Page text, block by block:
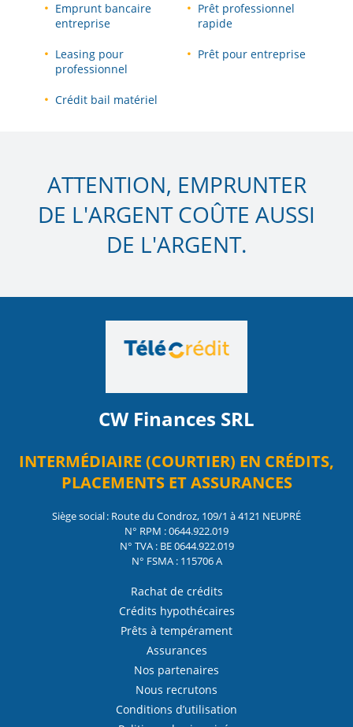
Emprunt bancaire
entreprise
Leasing pour
professionnel
Crédit bail matériel
Prêt professionnel
rapide
Prêt pour entreprise
ATTENTION, EMPRUNTER
DE L'ARGENT COÛTE AUSSI
DE L'ARGENT.
CW Finances SRL
INTERMÉDIAIRE (COURTIER) EN CRÉDITS,
PLACEMENTS ET ASSURANCES
Siège social : Route du Condroz, 109/1 à 4121 NEUPRÉ
N° RPM : 0644.922.019
N° TVA : BE 0644.922.019
N° FSMA : 115706 A
Rachat de crédits
Crédits hypothécaires
Prêts à tempérament
Assurances
Nos partenaires
Nous recrutons
Conditions d’utilisation